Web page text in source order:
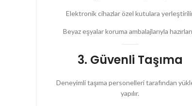
Elektronik cihazlar özel kutulara
Beyaz eşyalar koruma ambalajlarıyla
3. Güvenli Taşıma
Deneyimli taşıma personelleri tarafından
yapılır.